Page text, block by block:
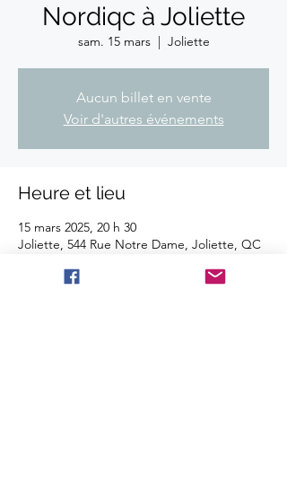
Nordiqc à Joliette
sam. 15 mars
  |
Joliette
Aucun billet en vente
Voir d'autres événements
Heure et lieu
15 mars 2025, 20 h 30
Joliette, 544 Rue Notre Dame, Joliette, QC